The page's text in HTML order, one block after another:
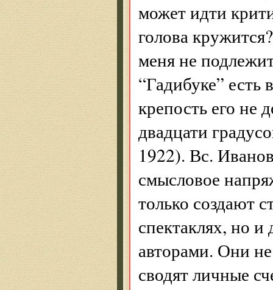
может идти
голова
меня не
“Гадибуке” есть
крепость его не
двадцати
1922). Вс.
смысловое
только создают
спектаклях, но
авторами. Они
сводят личные